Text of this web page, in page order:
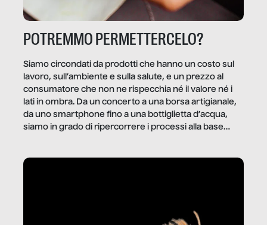
POTREMMO PERMETTERCELO?
Siamo circondati da prodotti che hanno un costo sul
lavoro, sull’ambiente e sulla salute, e un prezzo al
consumatore che non ne rispecchia né il valore né i
lati in ombra. Da un concerto a una borsa artigianale,
da uno smartphone fino a una bottiglietta d’acqua,
siamo in grado di ripercorrere i processi alla base
dietro gli oggetti e i servizi che fanno la nostra vita